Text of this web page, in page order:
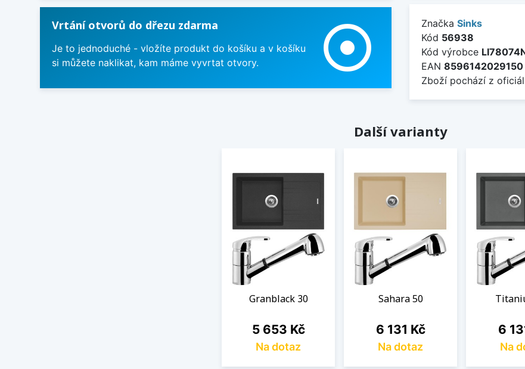
Vrtání otvorů do dřezu zdarma
Je to jednoduché - vložíte produkt do košíku a v košíku
si můžete naklikat, kam máme vyvrtat otvory.
adjust Značka Sinks
Kód 56938
Kód výrobce
EAN 8596142029150
Zboží pochází z
Další varianty
Granblack 30
Cena
5 653 Kč
Na dotaz
Sahara 50
Cena
6 131 Kč
Na dotaz
Cena
6
Na